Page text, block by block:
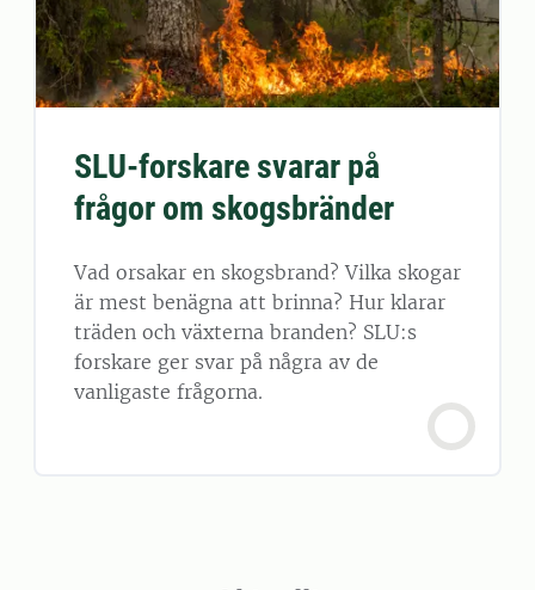
SLU-forskare svarar på
frågor om skogsbränder
Vad orsakar en skogsbrand? Vilka skogar
är mest benägna att brinna? Hur klarar
träden och växterna branden? SLU:s
forskare ger svar på några av de
vanligaste frågorna.